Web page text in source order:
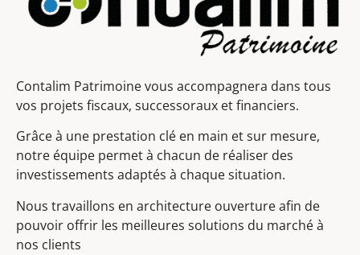
Contalim Patrimoine vous accompagnera dans tous
vos projets fiscaux, successoraux et financiers.
Grâce à une prestation clé en main et sur mesure,
notre équipe permet à chacun de réaliser des
investissements adaptés à chaque situation.
Nous travaillons en architecture ouverture afin de
pouvoir offrir les meilleures solutions du marché à
nos clients